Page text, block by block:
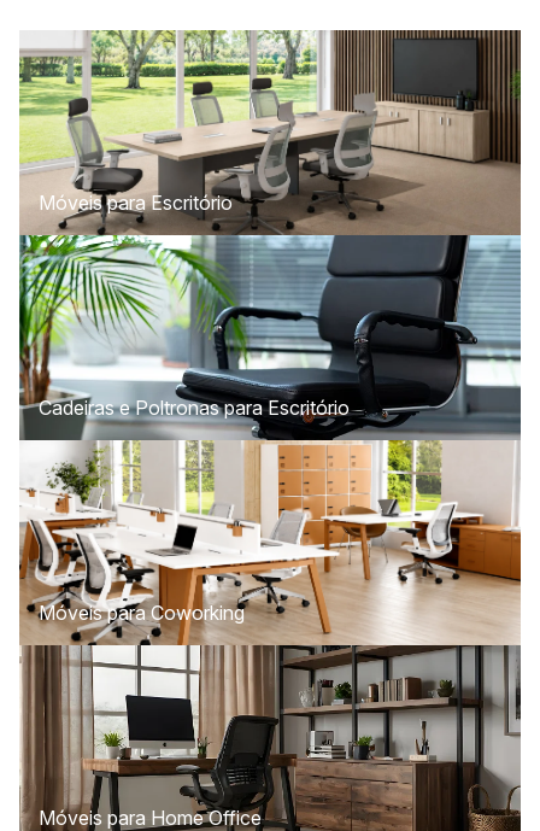
Móveis para Escritório
Cadeiras e Poltronas para Escritório
Móveis para Coworking
Móveis para Home Office